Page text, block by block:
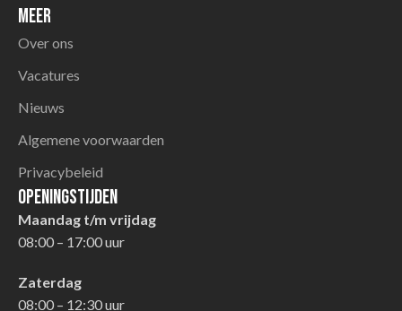
Meer
Over ons
Vacatures
Nieuws
Algemene voorwaarden
Privacybeleid
Openingstijden
Maandag t/m vrijdag
08:00 – 17:00 uur
Zaterdag
08:00 – 12:30 uur